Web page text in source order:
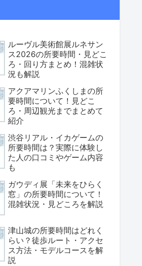
ルーヴル美術館展ルネサン
ス2026の所要時間・見どこ
ろ・回り方まとめ！混雑状
況も解説
アクアマリンふくしまの所
要時間について！見どこ
ろ・周辺観光までまとめて
紹介
渋谷リアル・イカゲームの
所要時間は？実際に体験し
た人の口コミやゲーム内容
も
ガウディ展「未来をひらく
窓」の所要時間について！
混雑状況・見どころを解説
津山城の所要時間はどれく
らい？徒歩ルート・アクセ
ス方法・モデルコースを解
説